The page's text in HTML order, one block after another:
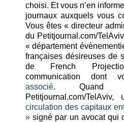
choisi. Et vous n’en
journaux auxquels vous
Vous êtes « directeur
du Petitjournal.com/
« département
françaises désireuses de
de French
communication dont
associé.
Petitjournal.com/TelAviv,
circulation des capitaux
» signé par un avocat qui